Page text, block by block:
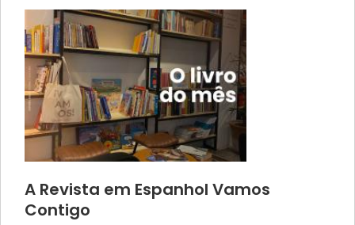
A Revista em Espanhol Vamos
Contigo